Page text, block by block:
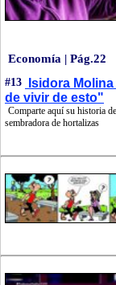
Economía | Pág.22
#13
Isidora
de vivir de esto"
Comparte aquí su historia
sembradora de hortalizas